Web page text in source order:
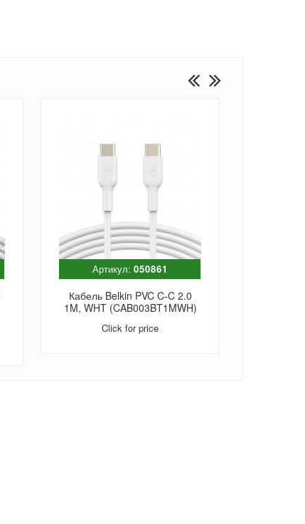
Артикул: 050861
Кабель Belkin PVC C-C 2.0
1M, WHT (CAB003BT1MWH)
Click for price